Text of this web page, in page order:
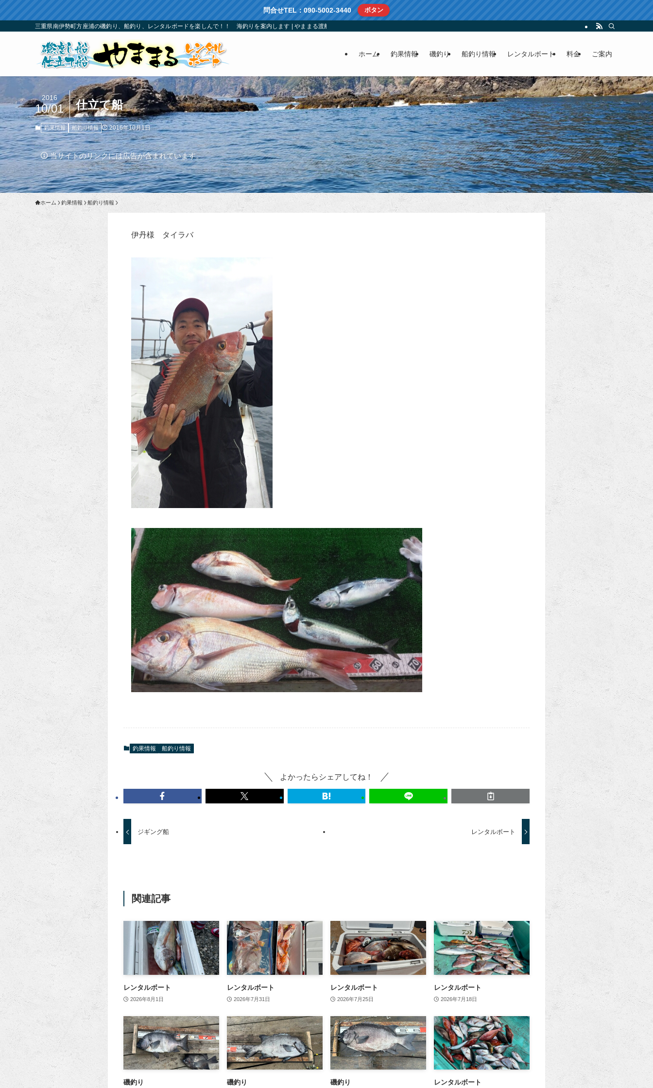
問合せTEL：090-5002-3440 ボタン
三重県南伊勢町方座浦の磯釣り、船釣り、レンタルボードを楽しんで！！ 海釣りを案内します | やままる渡船：南伊勢町方座浦の仕立船、渡船、レンタルボート
ホーム 釣果情報 磯釣り 船釣り情報 レンタルボート 料金 ご案内
仕立て船
2016
10/01
釣果情報 船釣り情報 2016年10月1日
当サイトのリンクには広告が含まれています。
ホーム 釣果情報 船釣り情報
伊丹様 タイラバ
釣果情報 船釣り情報
よかったらシェアしてね！
ジギング船 レンタルボート
関連記事
レンタルボート
2026年8月1日
レンタルボート
2026年7月31日
レンタルボート
2026年7月25日
レンタルボート
2026年7月18日
磯釣り 磯釣り 磯釣り レンタルボート